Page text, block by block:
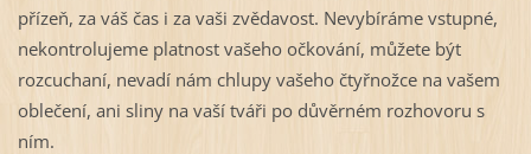
přízeň, za váš čas i za vaši zvědavost. Nevybíráme vstupné,
nekontrolujeme platnost vašeho očkování, můžete být
rozcuchaní, nevadí nám chlupy vašeho čtyřnožce na vašem
oblečení, ani sliny na vaší tváři po důvěrném rozhovoru s
ním.